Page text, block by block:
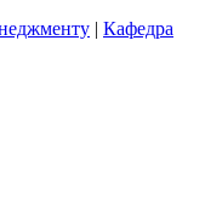
| Кафедра